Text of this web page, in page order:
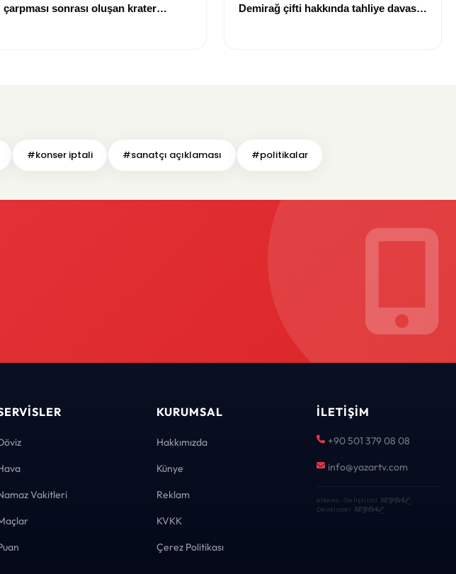
çarpması sonrası oluşan krater
Demirağ çifti hakkında tahliye davası
#konser iptali #sanatçı açıklaması #politikalar
Vakitleri
KURUMSAL
Hakkımızda
Künye
Reklam
KVKK
Çerez Politikası
İLETIŞIM
+90 501 379 08 08
info@yazartv.com
eNews · Geliştirici KEYDAL·
Developer KEYDAL